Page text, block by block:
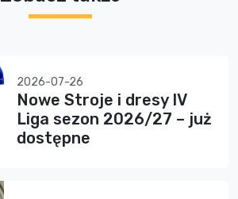
2026-07-26
Nowe Stroje i dresy IV
Liga sezon 2026/27 – już
dostępne